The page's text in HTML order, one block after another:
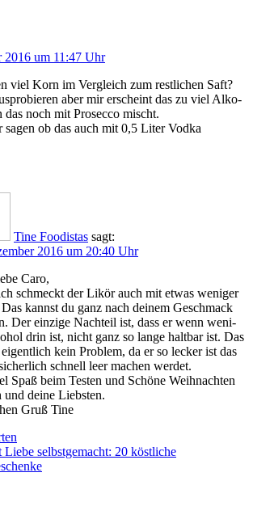
2016 um 11:47 Uhr
viel Korn im Ver­gleich zum rest­li­chen Saft?
aber mir erscheint das zu viel Alko­
das noch mit Pro­sec­co mischt.
sagen ob das auch mit 0,5 Liter Vod­ka
Tine Foodistas sagt:
2016 um 20:40 Uhr
Caro,
schmeckt der Likör auch mit etwas weni­ger
kannst du ganz nach dei­nem Geschmack
Der ein­zi­ge Nach­teil ist, dass er wenn weni­
drin ist, nicht ganz so lan­ge halt­bar ist. Das
kein Pro­blem, da er so lecker ist das
schnell leer machen werdet.
Spaß beim Tes­ten und Schö­ne Weih­nach­ten
und dei­ne Liebsten.
Gruß Tine
Liebe selbstgemacht: 20 köstliche